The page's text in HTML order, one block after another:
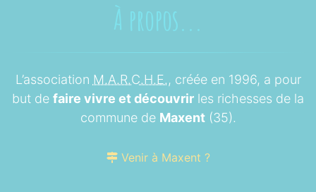
À propos...
L’association M.A.R.C.H.E., créée en 1996, a pour
but de faire vivre et découvrir les richesses de la
commune de Maxent(35).
Venir à Maxent ?